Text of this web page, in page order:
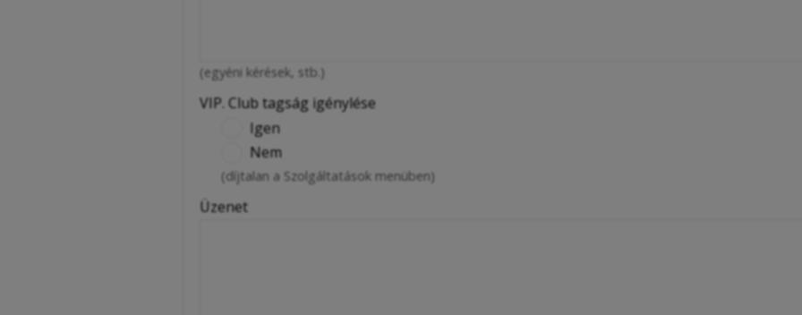
(egyéni kérések, stb.)
VIP. Club tagság igénylése
Igen
Nem
(díjtalan a Szolgáltatások menüben)
Üzenet